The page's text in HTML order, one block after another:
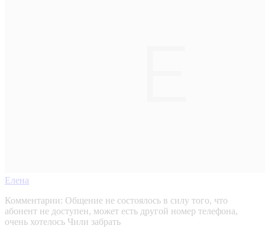
Елена
Комментарии: Общение не состоялось в силу того, что
абонент не доступен, может есть другой номер телефона,
очень хотелось Чили забрать